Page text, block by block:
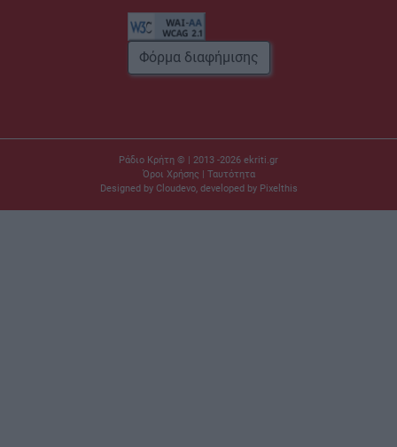
Φόρμα διαφήμισης
Ράδιο Κρήτη © | 2013 -2026 ekriti.gr
Όροι Χρήσης | Ταυτότητα
Designed by Cloudevo, developed by Pixelthis